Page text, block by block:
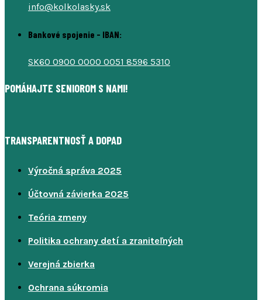
info@kolkolasky.sk
Bankové spojenie - IBAN:
SK60 0900 0000 0051 8596 5310
POMÁHAJTE SENIOROM S NAMI!
TRANSPARENTNOSŤ A DOPAD
Výročná správa 2025
Účtovná závierka 2025
Teória zmeny
Politika ochrany detí a zraniteľných
Verejná zbierka
Ochrana súkromia